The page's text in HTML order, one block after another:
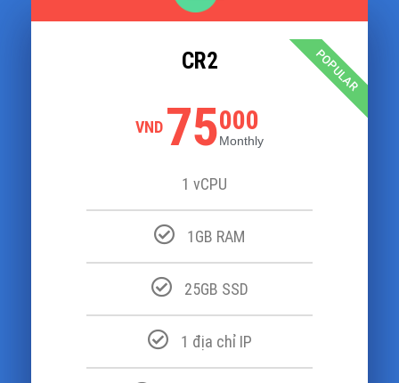
CR2
VND 75000
Monthly
1 vCPU
1GB RAM
25GB SSD
1 địa chỉ IP
POPULAR